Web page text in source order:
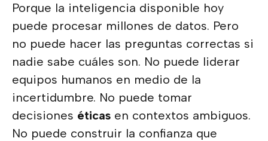
Porque la inteligencia disponible hoy
puede procesar millones de datos. Pero
no puede hacer las preguntas correctas si
nadie sabe cuáles son. No puede liderar
equipos humanos en medio de la
incertidumbre. No puede tomar
decisiones éticas en contextos ambiguos.
No puede construir la confianza que